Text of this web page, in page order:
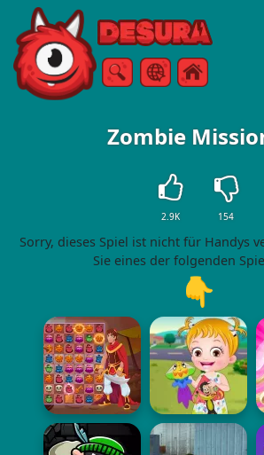
Free Online Games
SucheSpeisekarte
Zombie
2.9K 154
Sorry, dieses Spiel ist nicht für Handys
Sie eines der folgenden
👇